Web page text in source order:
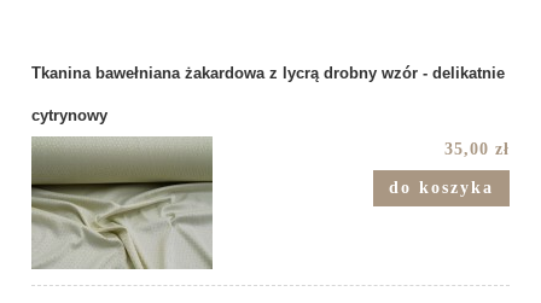
Tkanina bawełniana żakardowa z lycrą drobny wzór - delikatnie
cytrynowy
35,00 zł
do koszyka